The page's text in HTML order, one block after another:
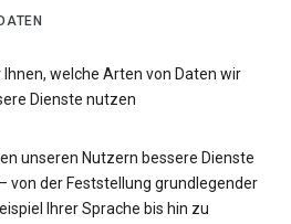
Ihnen, welche Arten von Daten wir
Dienste nutzen
unseren Nutzern bessere Dienste
von der Feststellung grundlegender
Ihrer Sprache bis hin zu